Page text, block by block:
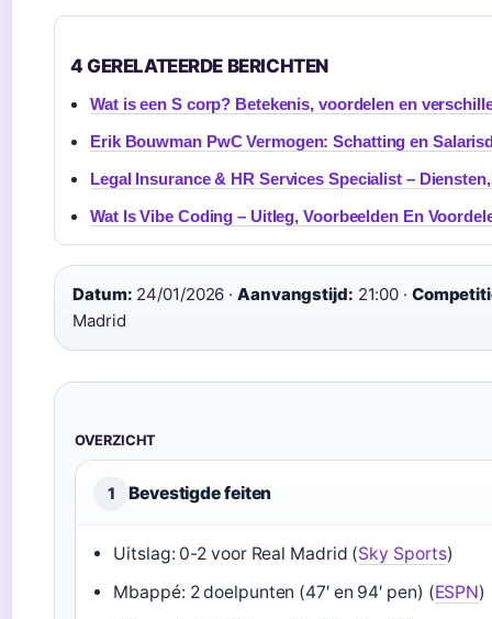
4 GERELATEERDE BERICHTEN
Wat is een S corp? Betekenis, voordelen en
Erik Bouwman PwC Vermogen: Schatting en
Legal Insurance & HR Services Specialist –
Wat Is Vibe Coding – Uitleg, Voorbeelden En
Datum: 24/01/2026 ·Aanvangstijd: 21:00 ·
Madrid
OVERZICHT
1 Bevestigde feiten
Uitslag: 0-2 voor Real Madrid (Sky Sports)
Mbappé: 2 doelpunten (47′ en 94′ pen) (ESPN)